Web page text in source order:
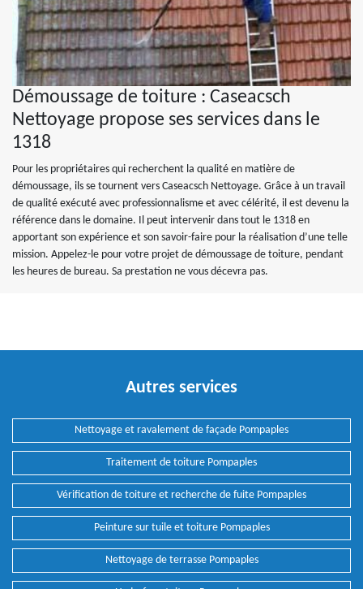
Démoussage de toiture : Caseacsch
Nettoyage propose ses services dans le
1318
Pour les propriétaires qui recherchent la qualité en matière de
démoussage, ils se tournent vers Caseacsch Nettoyage. Grâce à un travail
de qualité exécuté avec professionnalisme et avec célérité, il est devenu la
référence dans le domaine. Il peut intervenir dans tout le 1318 en
apportant son expérience et son savoir-faire pour la réalisation d’une telle
mission. Appelez-le pour votre projet de démoussage de toiture, pendant
les heures de bureau. Sa prestation ne vous décevra pas.
Autres services
Nettoyage et ravalement de façade Pompaples
Traitement de toiture Pompaples
Vérification de toiture et recherche de fuite Pompaples
Peinture sur tuile et toiture Pompaples
Nettoyage de terrasse Pompaples